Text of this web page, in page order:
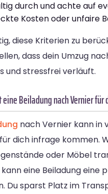
durch und achte auf
Kosten oder unfaire
diese Kriterien zu
dass dein Umzug
und stressfrei verläuft.
Beiladung nach Vernier für
nach Vernier kann in
dich infrage kommen.
oder Möbel
eine Beiladung eine
Du sparst Platz im